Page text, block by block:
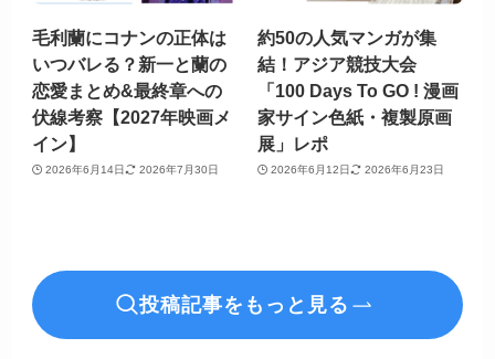
毛利蘭にコナンの正体は
いつバレる？新一と蘭の
恋愛まとめ&最終章への
伏線考察【2027年映画メ
イン】
2026年6月14日 2026年7月30日
約50の人気マンガが集
結！アジア競技大会
「100 Days To GO ! 漫画
家サイン色紙・複製原画
展」レポ
2026年6月12日 2026年6月23日
投稿記事をもっと見る